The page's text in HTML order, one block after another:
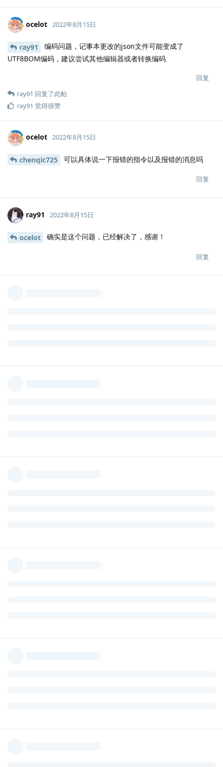
ocelot 2022年8月15日
ray91
编码问题，记事本更改的json文件可能变成了
UTF8BOM编码，建议尝试其他编辑器或者转换编码
回复
ray91 回复了此帖
ray91 觉得很赞
ocelot 2022年8月15日
chenqic725 可以具体说一下报错的指令以及报错的消息吗
回复
ray91 2022年8月15日
ocelot 确实是这个问题，已经解决了，感谢！
回复